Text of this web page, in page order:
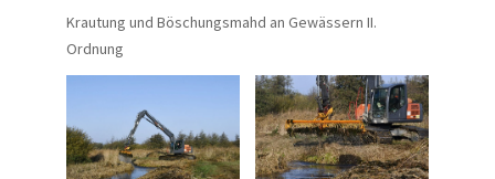
Krautung und Böschungsmahd an Gewässern II.
Ordnung